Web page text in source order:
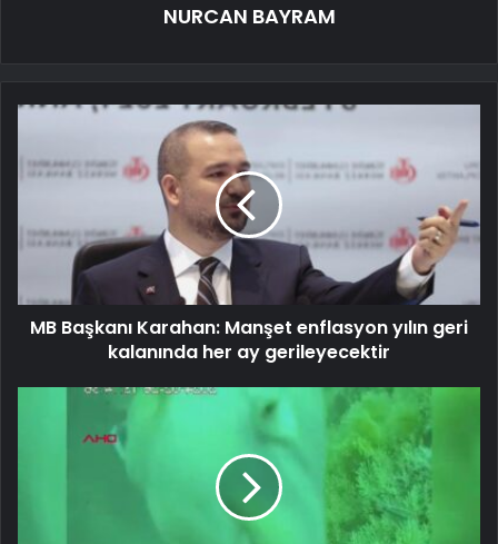
NURCAN BAYRAM
MB Başkanı Karahan: Manşet enflasyon yılın geri
kalanında her ay gerileyecektir